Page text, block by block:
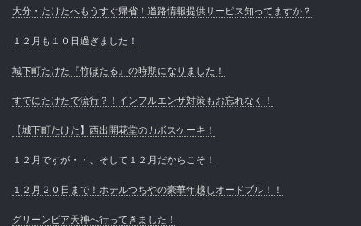
大分・たけたへもうすぐ帰省！道路情報提供サービス知ってますか？
１２月も１０日過ぎました！
城下町たけた『竹ほたる』の時期になりました！
すでにたけたで流行？！インフルエンザ対策もお忘れなく！
【城下町たけた】西出開花堂のカボスケーキ！
１２月ですが・・、そして１２月だからこそ！
１２月２０日まで！ホテルつちやの豪華年越しオードブル！！
グリーンピア天神へ行ってきました！